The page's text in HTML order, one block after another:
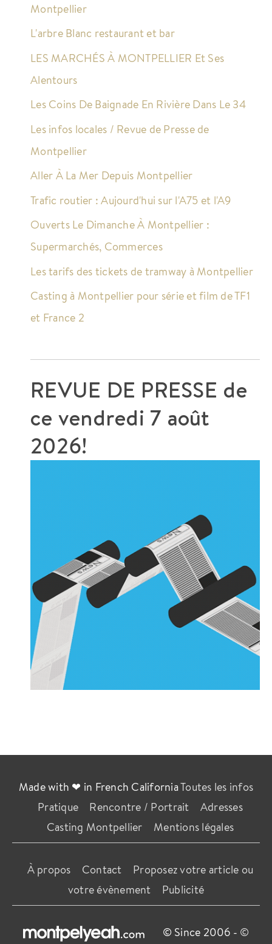
Montpellier
L'arbre Blanc restaurant et bar
LES MARCHÉS À MONTPELLIER Et Ses
Alentours
Les Coins De Baignade En Rivière Dans Le 34
Les infos locales / Revue de Presse de
Montpellier
Aller À La Mer Depuis Montpellier
Trafic routier : Aujourd'hui sur l'A75 et l'A9
Ouverts Le Dimanche À Montpellier :
Supermarchés, Commerces
Les tarifs des tickets de tramway à Montpellier
Casting à Montpellier pour série et film de TF1
et France 2
REVUE DE PRESSE de
ce vendredi 7 août
2026!
Made with ❤ in French CaliforniaToutes les infos
Pratique
Rencontre / Portrait
Adresses
Casting Montpellier
Mentions légales
À propos Contact
Proposez votre article ou
votre évènement
Publicité
© Since 2006 - ©